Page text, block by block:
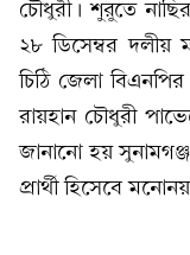
চৌধুরী। শুরুতে
২৮ ডিসেম্বর দলীয়
চিঠি জেলা বিএনপির
রায়হান চৌধুরী
জানানো হয়
প্রার্থী হিসেবে